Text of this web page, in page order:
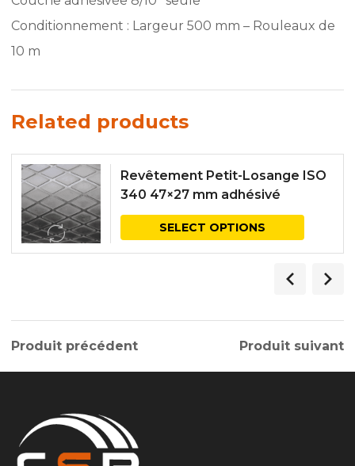
Conditionnement : Largeur 500 mm – Rouleaux de
10 m
Related products
Revêtement Petit-Losange ISO
340 47×27 mm adhésivé
SELECT OPTIONS
Produit précédent Produit suivant